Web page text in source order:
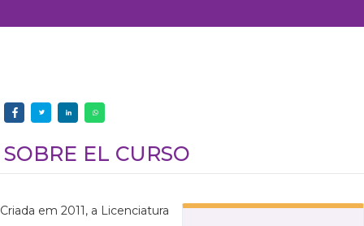
SOBRE EL CURSO
Criada em 2011, a Licenciatura